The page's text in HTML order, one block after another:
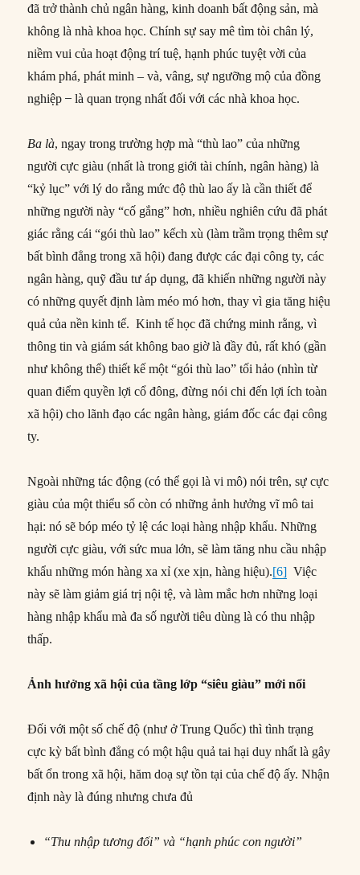
đã trở thành chủ ngân hàng, kinh doanh bất động sản, mà
không là nhà khoa học. Chính sự say mê tìm tòi chân lý,
niềm vui của hoạt động trí tuệ, hạnh phúc tuyệt vời của
khám phá, phát minh – và, vâng, sự ngưỡng mộ của đồng
nghiệp ̶ là quan trọng nhất đối với các nhà khoa học.
Ba là, ngay trong trường hợp mà “thù lao” của những
người cực giàu (nhất là trong giới tài chính, ngân hàng) là
“kỷ lục” với lý do rằng mức độ thù lao ấy là cần thiết để
những người này “cố gắng” hơn, nhiều nghiên cứu đã phát
giác rằng cái “gói thù lao” kếch xù (làm trầm trọng thêm sự
bất bình đẳng trong xã hội) đang được các đại công ty, các
ngân hàng, quỹ đầu tư áp dụng, đã khiến những người này
có những quyết định làm méo mó hơn, thay vì gia tăng hiệu
quả của nền kinh tế. Kinh tế học đã chứng minh rằng, vì
thông tin và giám sát không bao giờ là đầy đủ, rất khó (gần
như không thể) thiết kế một “gói thù lao” tối hảo (nhìn từ
quan điểm quyền lợi cổ đông, đừng nói chi đến lợi ích toàn
xã hội) cho lãnh đạo các ngân hàng, giám đốc các đại công
ty.
Ngoài những tác động (có thể gọi là vi mô) nói trên, sự cực
giàu của một thiểu số còn có những ảnh hưởng vĩ mô tai
hại: nó sẽ bóp méo tỷ lệ các loại hàng nhập khẩu. Những
người cực giàu, với sức mua lớn, sẽ làm tăng nhu cầu nhập
khẩu những món hàng xa xỉ (xe xịn, hàng hiệu).[6] Việc
này sẽ làm giảm giá trị nội tệ, và làm mắc hơn những loại
hàng nhập khẩu mà đa số người tiêu dùng là có thu nhập
thấp.
Ảnh hưởng xã hội của tầng lớp “siêu giàu” mới nổi
Đối với một số chế độ (như ở Trung Quốc) thì tình trạng
cực kỳ bất bình đẳng có một hậu quả tai hại duy nhất là gây
bất ổn trong xã hội, hăm doạ sự tồn tại của chế độ ấy. Nhận
định này là đúng nhưng chưa đủ
“Thu nhập tương đối” và “hạnh phúc con người”